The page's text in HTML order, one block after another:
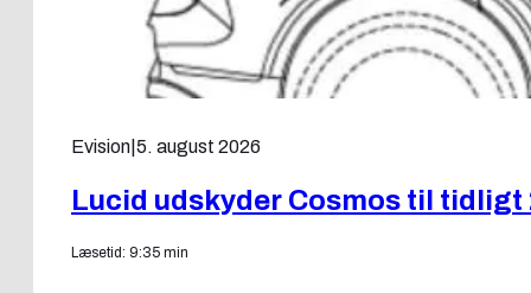
Evision 5. august 2026
Lucid udskyder Cosmos til tidligt
Læsetid: 9:35 min